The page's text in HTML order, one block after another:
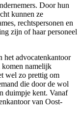
Door hun
kunnen ze
rechtspersonen en
zijn of haar personeel
het advocatenkantoor
komen namelijk
wel zo prettig om
die door de wol
duimpje kent. Vanaf
van Oost-